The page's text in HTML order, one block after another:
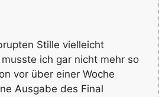
Stille vielleicht
ich gar nicht mehr so
vor über einer Woche
Ausgabe des Final